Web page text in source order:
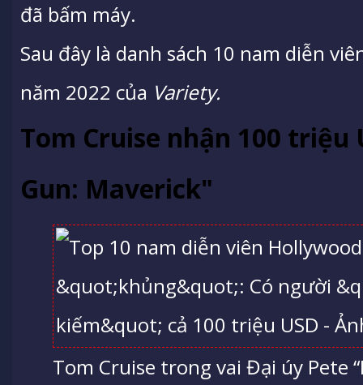
đã bấm máy.
Sau đây là danh sách 10 nam diễn
năm 2022 của Variety.
Tom Cruise nhận 100 triệu
Gun: Maverick"
Tom Cruise trong vai Đại úy Pete